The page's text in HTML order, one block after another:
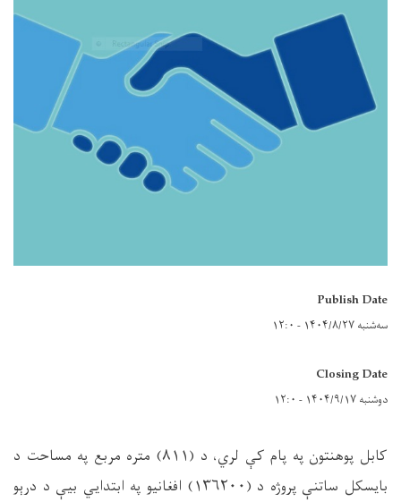
Publish Date
سه‌شنبه ۱۴۰۴/۸/۲۷ - ۱۲:۰
Closing Date
دوشنبه ۱۴۰۴/۹/۱۷ - ۱۲:۰
کابل پوهنتون په پام کې لري، د (۸۱۱) متره مربع په مساحت د
بایسکل ساتنې پروژه د (۱۳۶۲۰۰) افغانیو په ابتدایي بیې د درېو